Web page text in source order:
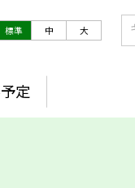
標準 中 大
定